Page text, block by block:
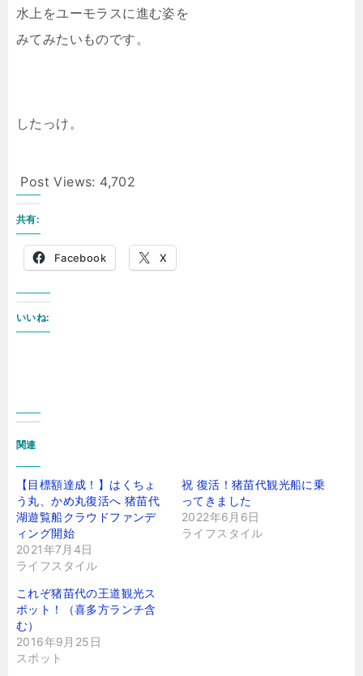
水上をユーモラスに進む姿を
みてみたいものです。
したっけ。
Post Views: 4,702
共有:
Facebook X
いいね:
関連
【目標額達成！】はくちょ
う丸、かめ丸復活へ 猪苗代
湖遊覧船クラウドファンデ
ィング開始
2021年7月4日
ライフスタイル
祝 復活！猪苗代観光船に乗
ってきました
2022年6月6日
ライフスタイル
これぞ猪苗代の王道観光ス
ポット！（喜多方ランチ含
む）
2016年9月25日
スポット